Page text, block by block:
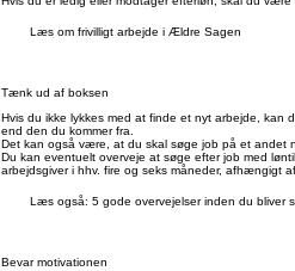
Læs om frivilligt arbejde i Ældre Sagen
Tænk ud af boksen
Hvis du ikke lykkes med at finde et nyt arbejde,
end den du kommer fra.
Det kan også være, at du skal søge job på et andet
Du kan eventuelt overveje at søge efter job med
arbejdsgiver i hhv. fire og seks måneder, afhængigt
Læs også: 5 gode overvejelser inden du bliver
Bevar motivationen